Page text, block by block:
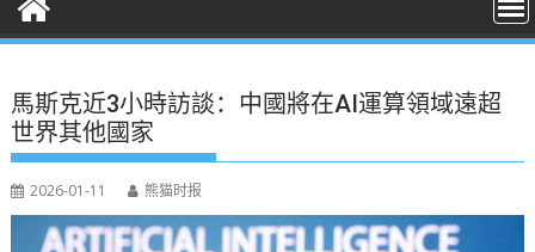
t
馬斯克近3小時訪談：中國將在AI運算領域遠超
世界其他國家
2026-01-11 熊猫时报